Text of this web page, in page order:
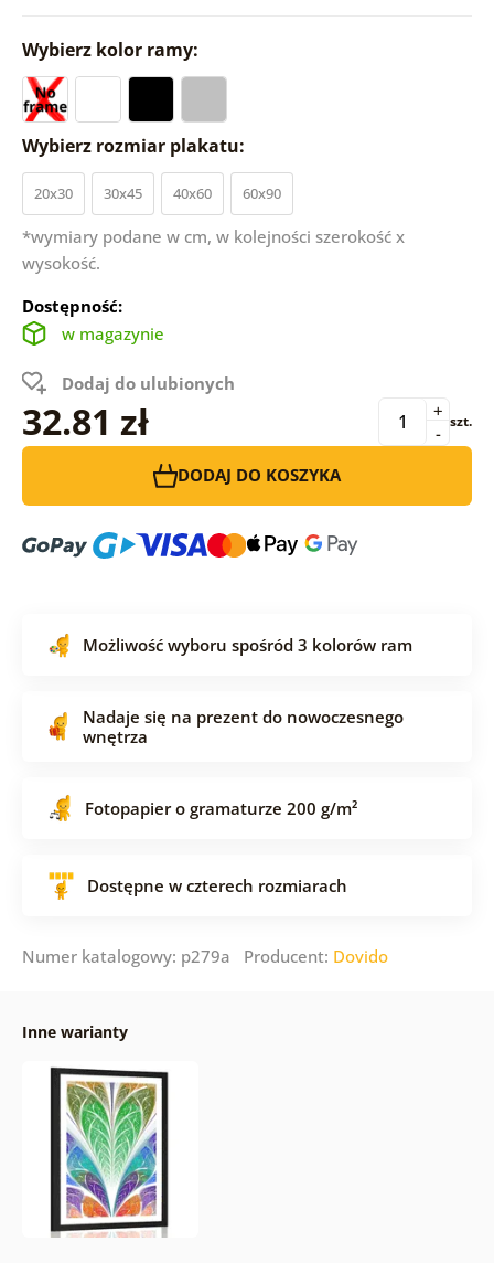
Wybierz kolor ramy:
Wybierz rozmiar plakatu:
20x30 30x45 40x60 60x90
*wymiary podane w cm, w kolejności szerokość x
wysokość.
Dostępność:
w magazynie
Dodaj do ulubionych
32.81 zł -
+ szt.
DODAJ DO KOSZYKA
Możliwość wyboru spośród 3 kolorów ram
Nadaje się na prezent do nowoczesnego
wnętrza
Fotopapier o gramaturze 200 g/m²
Dostępne w czterech rozmiarach
Numer katalogowy: p279a Producent: Dovido
Inne warianty